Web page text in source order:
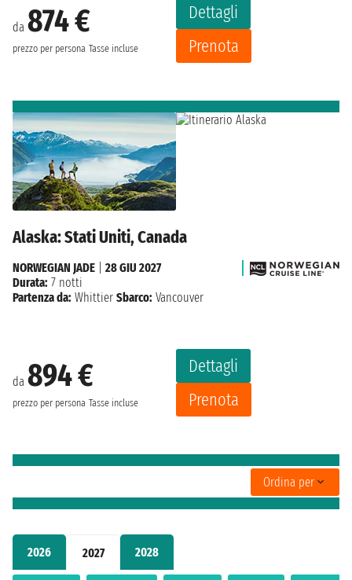
2026 2027 2028
da 874 €
prezzo per persona Tasse incluse
Dettagli
Prenota
Alaska: Stati Uniti, Canada
da 894 €
prezzo per persona Tasse incluse
Dettagli
Prenota
NORWEGIAN JADE
28 GIU 2027
Durata: 7 notti
Partenza da: Whittier Sbarco: Vancouver
Ordina per